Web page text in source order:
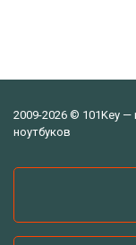
2009-2026 © 101Key
ноутбуков